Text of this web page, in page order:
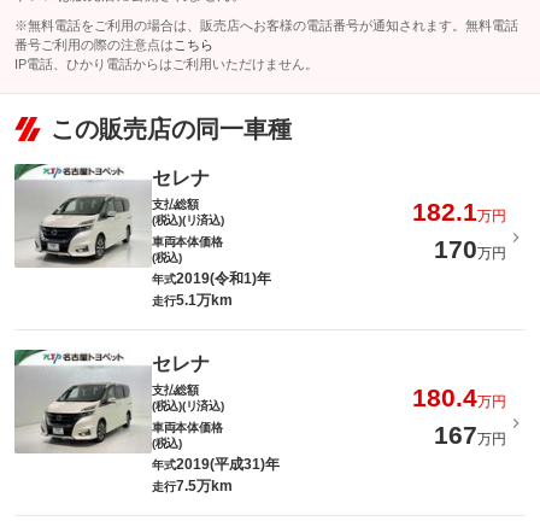
※無料電話をご利用の場合は、販売店へお客様の電話番号が通知されます。無料電話
番号ご利用の際の注意点は こちら
IP電話、ひかり電話からはご利用いただけません。
この販売店の同一車種
セレナ
支払総額
(税込)(リ済込)
182.1万円
車両本体価格
(税込)
170万円
年式2019(令和1)年
走行5.1万km
セレナ
支払総額
(税込)(リ済込)
180.4万円
車両本体価格
(税込)
167万円
年式2019(平成31)年
走行7.5万km